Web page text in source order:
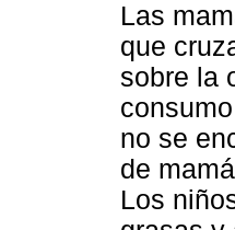
Las
que
sobre la
no se
de
Los